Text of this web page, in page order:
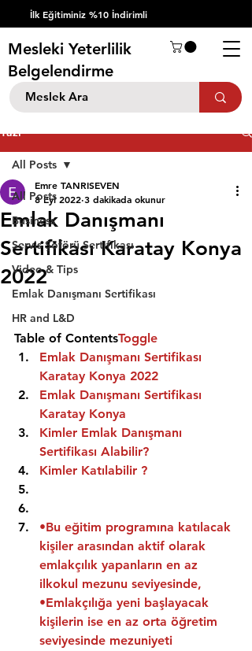
İlk Eğitiminiz %10 İndirimli
Mesleki Yeterlilik
Belgelendirme
Yazı
All Posts
Business
Servis Şöförü Sertifikası
Video & Tips
Emlak Danışmanı Sertifikası
HR and L&D
All Posts
Emlak Danışmanı
Sertifikası Karatay Konya
2022
Emre TANRISEVEN
8 Eyl 2022 3 dakikada okunur
Table of ContentsToggle
Emlak Danışmanı Sertifikası
Karatay Konya 2022
Emlak Danışmanı Sertifikası
Karatay Konya
Kimler Emlak Danışmanı
Sertifikası Alabilir?
Kimler Katılabilir ?
•Bu eğitim programına katılacak
kişiler arasından aktif olarak
emlakçılık yapanların en az
ilkokul mezunu seviyesinde,
•Emlakçılığa yeni başlayacak
kişilerin ise en az orta öğretim
seviyesinde mezuniyeti